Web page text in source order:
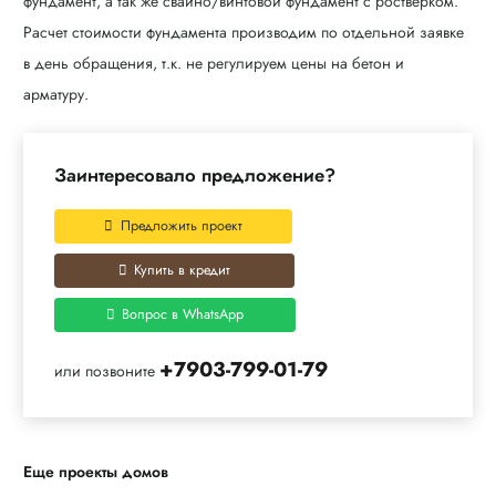
Расчет стоимости фундамента производим по отдельной заявке
в день обращения, т.к. не регулируем цены на бетон и
арматуру.
Заинтересовало предложение?
Предложить проект
Купить в кредит
Вопрос в WhatsApp
или позвоните +7903-799-01-79
Еще проекты домов